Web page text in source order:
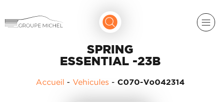
SPRING
ESSENTIAL -23B
Accueil - Vehicules - C070-Vo042314